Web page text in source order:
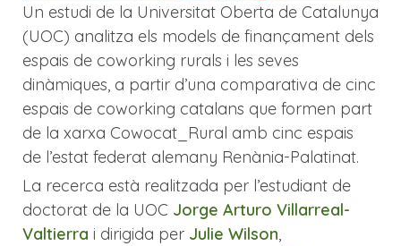
Un estudi de la Universitat Oberta de Catalunya
(UOC) analitza els models de finançament dels
espais de coworking rurals i les seves
dinàmiques, a partir d’una comparativa de cinc
espais de coworking catalans que formen part
de la xarxa Cowocat_Rural amb cinc espais
de l’estat federat alemany Renània-Palatinat.
La recerca està realitzada per l’estudiant de
doctorat de la UOC Jorge Arturo Villarreal-
Valtierra i dirigida per Julie Wilson